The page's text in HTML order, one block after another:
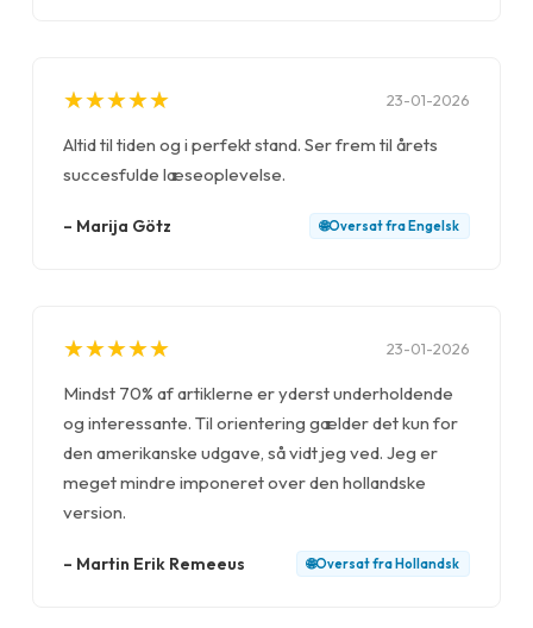
★
★★
★★
★★
★★
★ 23-01-2026
Altid til tiden og i perfekt stand. Ser frem til årets
succesfulde læseoplevelse.
– Marija Götz 🌐Oversat fra Engelsk
★
★★
★★
★★
★★
★ 23-01-2026
Mindst 70% af artiklerne er yderst underholdende
og interessante. Til orientering gælder det kun for
den amerikanske udgave, så vidt jeg ved. Jeg er
meget mindre imponeret over den hollandske
version.
– Martin Erik Remeeus 🌐Oversat fra Hollandsk